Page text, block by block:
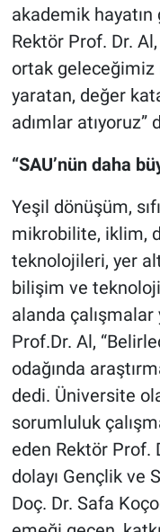
akademik
Rektör Prof. Dr.
ortak geleceğimiz
yaratan, değer
adımlar atıyoruz”
“SAU’nün daha
Yeşil dönüşüm,
mikrobilite, iklim,
teknolojileri, yer
bilişim ve
alanda çalışmalar
Prof.Dr. Al,
odağında
dedi. Üniversite
sorumluluk
eden Rektör Prof.
dolayı Gençlik ve
Doç. Dr. Safa